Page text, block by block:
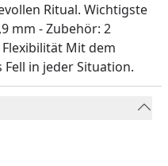
Ritual. Wichtigste
mm - Zubehör: 2
Mit dem
in jeder Situation.